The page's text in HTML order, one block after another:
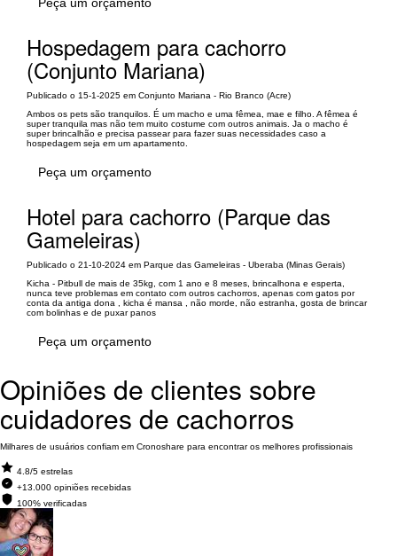
Hospedagem para cachorro
(Conjunto Mariana)
Publicado o 15-1-2025 em Conjunto Mariana - Rio Branco (Acre)
Ambos os pets são tranquilos. É um macho e uma fêmea, mae e filho. A fêmea é
super tranquila mas não tem muito costume com outros animais. Ja o macho é
super brincalhão e precisa passear para fazer suas necessidades caso a
hospedagem seja em um apartamento.
Peça um orçamento
Hotel para cachorro (Parque das
Gameleiras)
Publicado o 21-10-2024 em Parque das Gameleiras - Uberaba (Minas Gerais)
Kicha - Pitbull de mais de 35kg, com 1 ano e 8 meses, brincalhona e esperta,
nunca teve problemas em contato com outros cachorros, apenas com gatos por
conta da antiga dona , kicha é mansa , não morde, não estranha, gosta de brincar
com bolinhas e de puxar panos
Peça um orçamento
Opiniões de clientes sobre
cuidadores de cachorros
Milhares de usuários confiam em Cronoshare para encontrar os melhores profissionais
4.8/5 estrelas
+13.000 opiniões recebidas
100% verificadas